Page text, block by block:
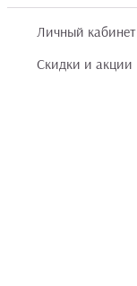
Личный кабинет
Скидки и акции